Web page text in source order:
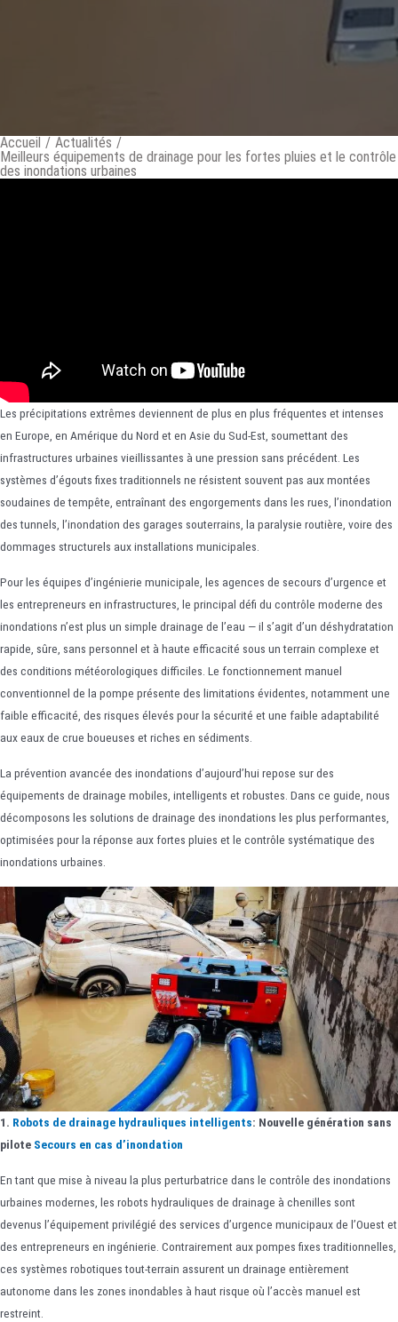
Accueil / Actualités /
Meilleurs équipements de drainage pour les fortes pluies et le contrôle
des inondations urbaines
Les précipitations extrêmes deviennent de plus en plus fréquentes et intenses
en Europe, en Amérique du Nord et en Asie du Sud-Est, soumettant des
infrastructures urbaines vieillissantes à une pression sans précédent. Les
systèmes d’égouts fixes traditionnels ne résistent souvent pas aux montées
soudaines de tempête, entraînant des engorgements dans les rues, l’inondation
des tunnels, l’inondation des garages souterrains, la paralysie routière, voire des
dommages structurels aux installations municipales.
Pour les équipes d’ingénierie municipale, les agences de secours d’urgence et
les entrepreneurs en infrastructures, le principal défi du contrôle moderne des
inondations n’est plus un simple drainage de l’eau — il s’agit d’un déshydratation
rapide, sûre, sans personnel et à haute efficacité sous un terrain complexe et
des conditions météorologiques difficiles. Le fonctionnement manuel
conventionnel de la pompe présente des limitations évidentes, notamment une
faible efficacité, des risques élevés pour la sécurité et une faible adaptabilité
aux eaux de crue boueuses et riches en sédiments.
La prévention avancée des inondations d’aujourd’hui repose sur des
équipements de drainage mobiles, intelligents et robustes. Dans ce guide, nous
décomposons les solutions de drainage des inondations les plus performantes,
optimisées pour la réponse aux fortes pluies et le contrôle systématique des
inondations urbaines.
1. Robots de drainage hydrauliques intelligents: Nouvelle génération sans
pilote Secours en cas d’inondation
En tant que mise à niveau la plus perturbatrice dans le contrôle des inondations
urbaines modernes, les robots hydrauliques de drainage à chenilles sont
devenus l’équipement privilégié des services d’urgence municipaux de l’Ouest et
des entrepreneurs en ingénierie. Contrairement aux pompes fixes traditionnelles,
ces systèmes robotiques tout-terrain assurent un drainage entièrement
autonome dans les zones inondables à haut risque où l’accès manuel est
restreint.